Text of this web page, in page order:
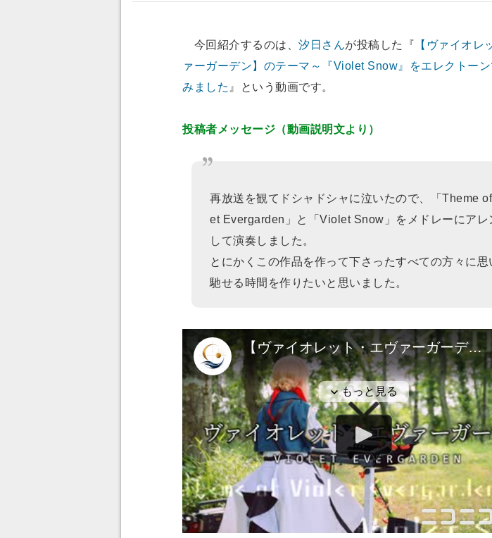
今回紹介するのは、 汐日さんが投稿した『 【ヴァイオレ
ァーガーデン】のテーマ～『Violet Snow』をエレクトー
みました 』という動画です。
投稿者メッセージ（動画説明文より）
再放送を観てドシャドシャに泣いたので、「Theme
et Evergarden」と「Violet Snow」をメドレーにアレ
して演奏しました。
とにかくこの作品を作って下さったすべての方々に思
馳せる時間を作りたいと思いました。